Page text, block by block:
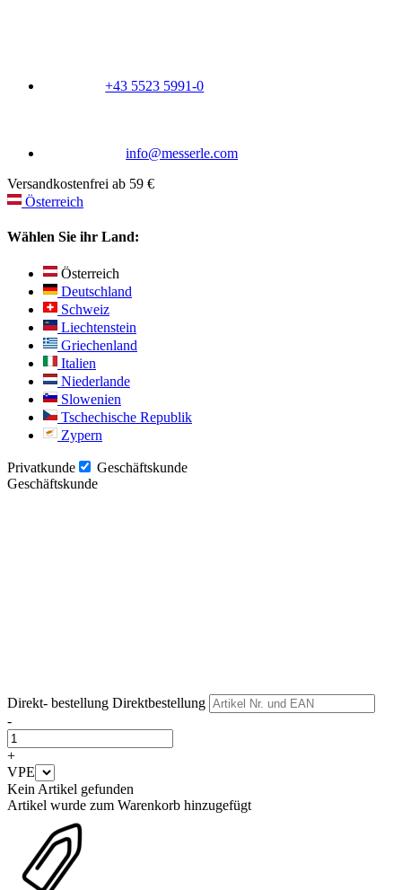
+43 5523 5991-0
info@messerle.com
Versandkostenfrei ab 59 €
Österreich
Wählen Sie ihr Land:
Österreich
Deutschland
Schweiz
Liechtenstein
Griechenland
Italien
Niederlande
Slowenien
Tschechische Republik
Zypern
Privatkunde
Geschäftskunde
Geschäftskunde
Direkt- bestellung Direktbestellung
-
+
VPE
Kein Artikel gefunden
Artikel wurde zum Warenkorb hinzugefügt